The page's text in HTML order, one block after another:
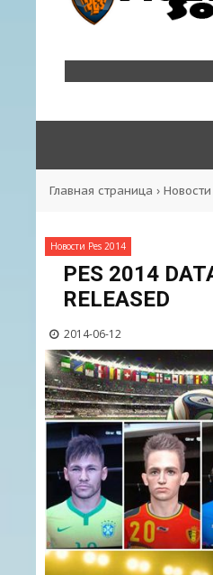
Главная страница ›
Новости Pes 2014
PES 2014
RELEASED
2014-06-12